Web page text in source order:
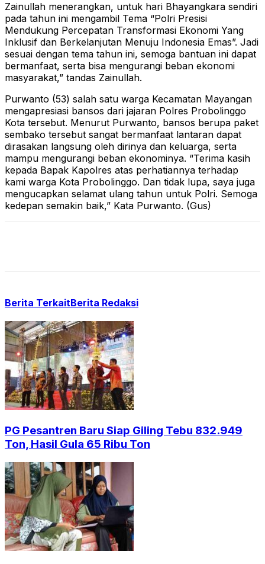
Zainullah menerangkan, untuk hari Bhayangkara sendiri
pada tahun ini mengambil Tema “Polri Presisi
Mendukung Percepatan Transformasi Ekonomi Yang
Inklusif dan Berkelanjutan Menuju Indonesia Emas”. Jadi
sesuai dengan tema tahun ini, semoga bantuan ini dapat
bermanfaat, serta bisa mengurangi beban ekonomi
masyarakat,” tandas Zainullah.
Purwanto (53) salah satu warga Kecamatan Mayangan
mengapresiasi bansos dari jajaran Polres Probolinggo
Kota tersebut. Menurut Purwanto, bansos berupa paket
sembako tersebut sangat bermanfaat lantaran dapat
dirasakan langsung oleh dirinya dan keluarga, serta
mampu mengurangi beban ekonominya. “Terima kasih
kepada Bapak Kapolres atas perhatiannya terhadap
kami warga Kota Probolinggo. Dan tidak lupa, saya juga
mengucapkan selamat ulang tahun untuk Polri. Semoga
kedepan semakin baik,” Kata Purwanto. (Gus)
Berita TerkaitBerita Redaksi
PG Pesantren Baru Siap Giling Tebu 832.949
Ton, Hasil Gula 65 Ribu Ton